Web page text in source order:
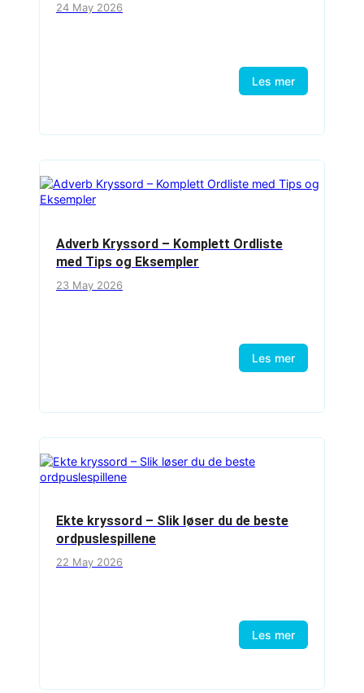
24 May 2026
Les mer
Adverb Kryssord – Komplett Ordliste
med Tips og Eksempler
23 May 2026
Les mer
Ekte kryssord – Slik løser du de beste
ordpuslespillene
22 May 2026
Les mer